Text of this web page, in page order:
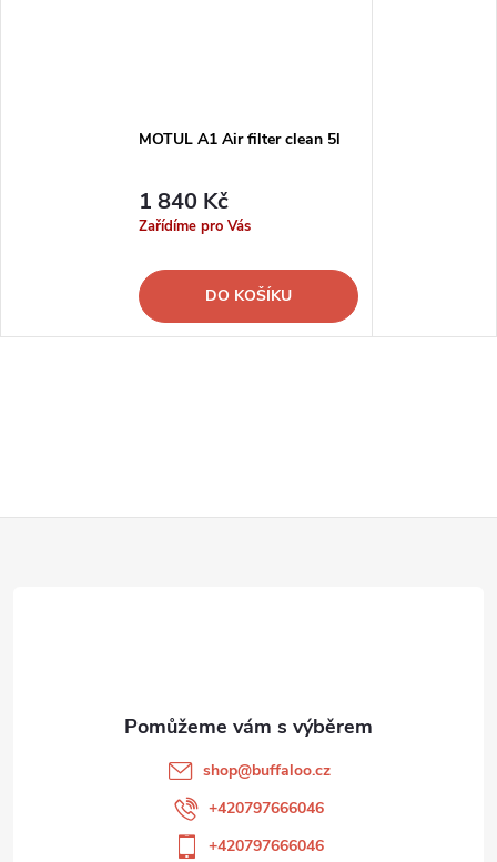
MOTUL A1 Air filter clean 5l
1 840 Kč
Zařídíme pro Vás
DO KOŠÍKU
shop@buffaloo.cz
+420797666046
+420797666046